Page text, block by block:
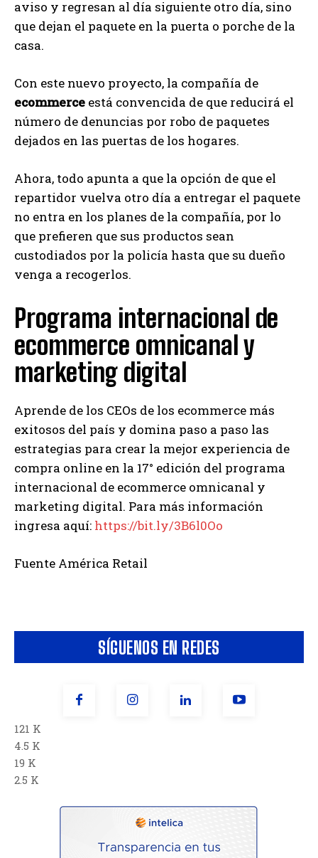
SÍGUENOS EN REDES
121 K
4.5 K
19 K
2.5 K
aviso y regresan al día siguiente otro día, sino
que dejan el paquete en la puerta o porche de la
casa.
Con este nuevo proyecto, la compañía de
ecommerce está convencida de que reducirá el
número de denuncias por robo de paquetes
dejados en las puertas de los hogares.
Ahora, todo apunta a que la opción de que el
repartidor vuelva otro día a entregar el paquete
no entra en los planes de la compañía, por lo
que prefieren que sus productos sean
custodiados por la policía hasta que su dueño
venga a recogerlos.
Programa internacional de
ecommerce omnicanal y
marketing digital
Aprende de los CEOs de los ecommerce más
exitosos del país y domina paso a paso las
estrategias para crear la mejor experiencia de
compra online en la 17° edición del programa
internacional de ecommerce omnicanal y
marketing digital. Para más información
ingresa aquí: https://bit.ly/3B6l0Oo
Fuente América Retail